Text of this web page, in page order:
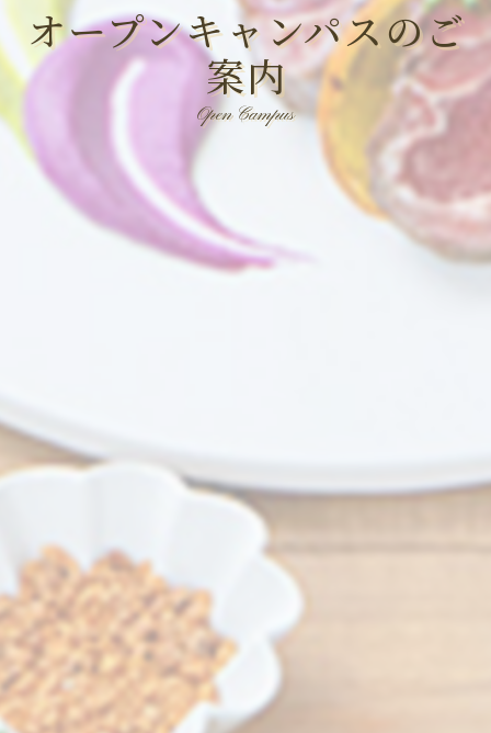
オープンキャンパスのご
案内
Open Campus